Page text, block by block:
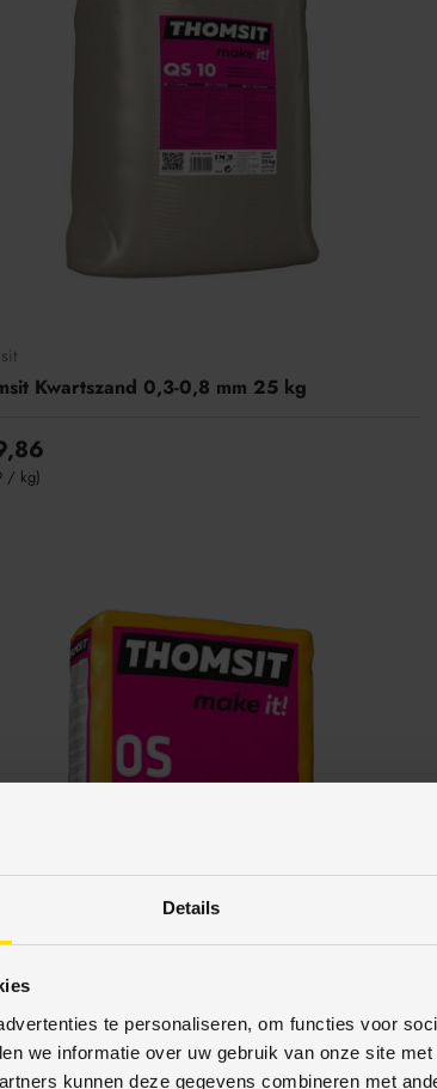
Details
te personaliseren, om functies voor
we informatie over uw gebruik van onze site
kunnen deze gegevens combineren met
Kwartszand 0,3-0,8 mm 25 kg
prijs
/ kg